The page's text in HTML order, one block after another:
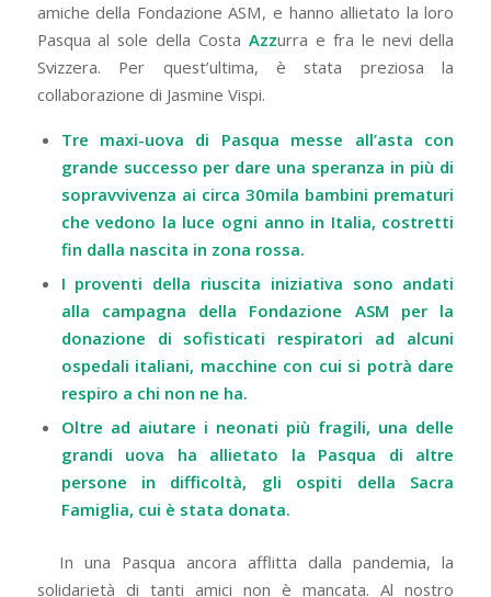
amiche della Fondazione ASM, e hanno allietato la loro
Pasqua al sole della Costa Azzurra e fra le nevi della
Svizzera. Per quest’ultima, è stata preziosa la
collaborazione di Jasmine Vispi.
Tre maxi-uova di Pasqua messe all’asta con
grande successo per dare una speranza in più di
sopravvivenza ai circa 30mila bambini prematuri
che vedono la luce ogni anno in Italia, costretti
fin dalla nascita in zona rossa.
I proventi della riuscita iniziativa sono andati
alla campagna della Fondazione ASM per la
donazione di sofisticati respiratori ad alcuni
ospedali italiani, macchine con cui si potrà dare
respiro a chi non ne ha.
Oltre ad aiutare i neonati più fragili, una delle
grandi uova ha allietato la Pasqua di altre
persone in difficoltà, gli ospiti della Sacra
Famiglia, cui è stata donata.
In una Pasqua ancora afflitta dalla pandemia, la
solidarietà di tanti amici non è mancata. Al nostro